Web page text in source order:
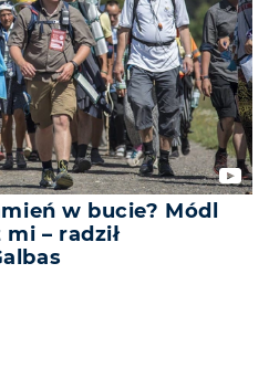
w bucie? Módl
– radził